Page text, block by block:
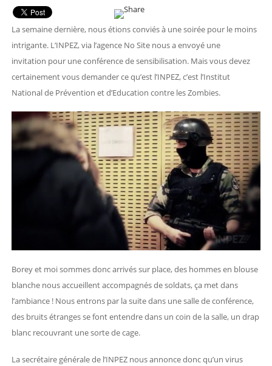
La semaine dernière, nous étions conviés à une soirée pour le moins
intrigante. L’INPEZ, via l’agence No Site nous a envoyé une
invitation pour une conférence de sensibilisation. Mais vous devez
certainement vous demander ce qu’est l’INPEZ, c’est l’Institut
National de Prévention et d’Education contre les Zombies.
Borey et moi sommes donc arrivés sur place, des hommes en blouse
blanche nous accueillent accompagnés de soldats, ça met dans
l’ambiance ! Nous entrons par la suite dans une salle de conférence,
des bruits étranges se font entendre dans un coin de la salle, un drap
blanc recouvrant une sorte de cage.
La secrétaire générale de l’INPEZ nous annonce donc qu’un virus